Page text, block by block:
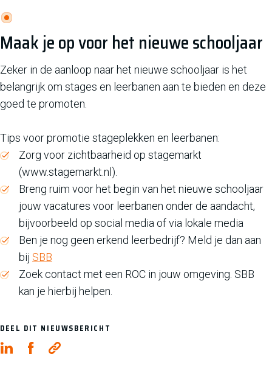
Maak je op voor het nieuwe schooljaar
Zeker in de aanloop naar het nieuwe schooljaar is het
belangrijk om stages en leerbanen aan te bieden en deze
goed te promoten.
Tips voor promotie stageplekken en leerbanen:
Zorg voor zichtbaarheid op stagemarkt
(www.stagemarkt.nl).
Breng ruim voor het begin van het nieuwe schooljaar
jouw vacatures voor leerbanen onder de aandacht,
bijvoorbeeld op social media of via lokale media
Ben je nog geen erkend leerbedrijf? Meld je dan aan
bij SBB
Zoek contact met een ROC in jouw omgeving. SBB
kan je hierbij helpen.
DEEL DIT NIEUWSBERICHT